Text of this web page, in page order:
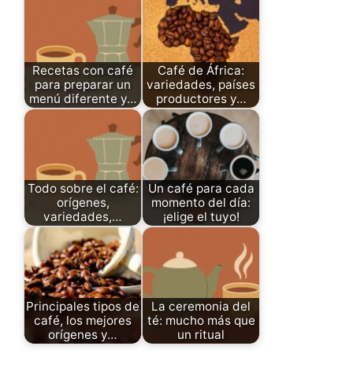
Recetas con café
para preparar un
menú diferente y…
Café de África:
variedades, países
productores y…
Todo sobre el café:
orígenes,
variedades,…
Un café para cada
momento del día:
¡elige el tuyo!
Principales tipos de
café, los mejores
orígenes y…
La ceremonia del
té: mucho más que
un ritual